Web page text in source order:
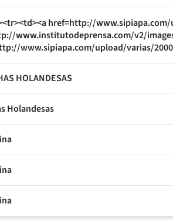
href=http://
www.institutodeprensa.com/v2/
www.sipiapa.com/upload/varias/
HOLANDESAS
Holandesas